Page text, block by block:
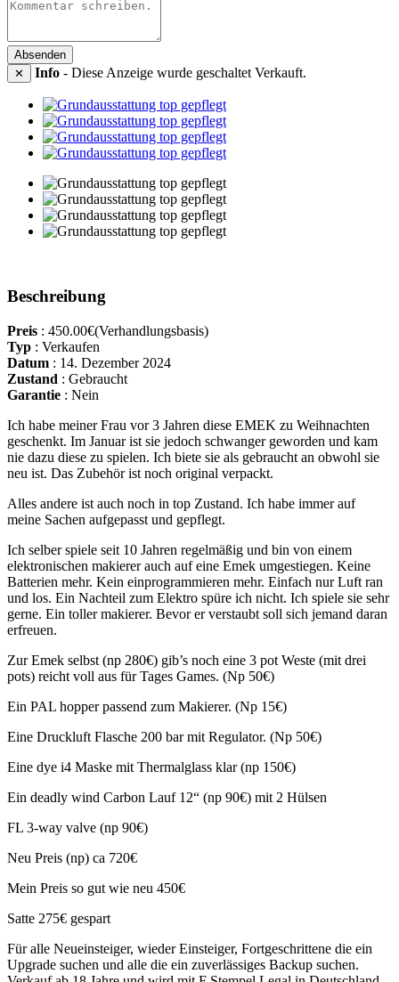
Absenden
✕
Info - Diese Anzeige wurde geschaltet Verkauft.
Beschreibung
Preis : 450.00€(Verhandlungsbasis)
Typ : Verkaufen
Datum : 14. Dezember 2024
Zustand : Gebraucht
Garantie : Nein
Ich habe meiner Frau vor 3 Jahren diese EMEK zu Weihnachten
geschenkt. Im Januar ist sie jedoch schwanger geworden und kam
nie dazu diese zu spielen. Ich biete sie als gebraucht an obwohl sie
neu ist. Das Zubehör ist noch original verpackt.
Alles andere ist auch noch in top Zustand. Ich habe immer auf
meine Sachen aufgepasst und gepflegt.
Ich selber spiele seit 10 Jahren regelmäßig und bin von einem
elektronischen makierer auch auf eine Emek umgestiegen. Keine
Batterien mehr. Kein einprogrammieren mehr. Einfach nur Luft ran
und los. Ein Nachteil zum Elektro spüre ich nicht. Ich spiele sie sehr
gerne. Ein toller makierer. Bevor er verstaubt soll sich jemand daran
erfreuen.
Zur Emek selbst (np 280€) gib’s noch eine 3 pot Weste (mit drei
pots) reicht voll aus für Tages Games. (Np 50€)
Ein PAL hopper passend zum Makierer. (Np 15€)
Eine Druckluft Flasche 200 bar mit Regulator. (Np 50€)
Eine dye i4 Maske mit Thermalglass klar (np 150€)
Ein deadly wind Carbon Lauf 12“ (np 90€) mit 2 Hülsen
FL 3-way valve (np 90€)
Neu Preis (np) ca 720€
Mein Preis so gut wie neu 450€
Satte 275€ gespart
Für alle Neueinsteiger, wieder Einsteiger, Fortgeschrittene die ein
Upgrade suchen und alle die ein zuverlässiges Backup suchen.